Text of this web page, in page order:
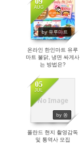
AUG
by 유루마트
1480
온라인 한인마트 유루
마트 불닭, 냉면 싸게사
는 방법은?
No Image
05
JUL
by 쏭
1877
폴란드 현지 촬영감독
및 통역사 모집